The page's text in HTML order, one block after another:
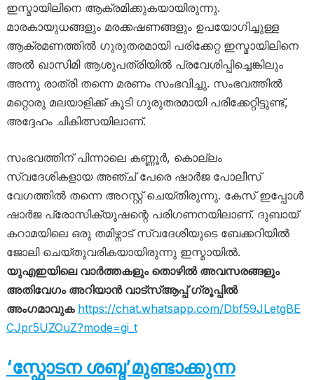
ഇസ്മായിലിനെ ആക്രമിക്കുകയായിരുന്നു.
മാരകായുധങ്ങളും മരക്കഷണങ്ങളും ഉപയോഗിച്ചുള്ള
ആക്രമണത്തിൽ ഗുരുതരമായി പരിക്കേറ്റ ഇസ്മായിലിനെ
അൽ ഖാസിമി ആശുപത്രിയിൽ പ്രവേശിപ്പിച്ചെങ്കിലും
അന്നു രാത്രി തന്നെ മരണം സംഭവിച്ചു. സംഭവത്തിൽ
മറ്റൊരു മലയാളിക്ക് കൂടി ഗുരുതരമായി പരിക്കേറ്റിട്ടുണ്ട്,
അദ്ദേഹം ചികിത്സയിലാണ്.
സംഭവത്തിന് പിന്നാലെ കണ്ണൂർ, കൊല്ലം
സ്വദേശികളായ അഞ്ച് പേരെ ഷാർജ പോലീസ്
വേഗത്തിൽ തന്നെ അറസ്റ്റ് ചെയ്തിരുന്നു. കേസ് ഇപ്പോൾ
ഷാർജ പ്രോസിക്യൂഷന്റെ പരിഗണനയിലാണ്. ദുബായ്
കറാമയിലെ ഒരു തമിഴ്നാട് സ്വദേശിയുടെ ബേക്കറിയിൽ
ജോലി ചെയ്തുവരികയായിരുന്നു ഇസ്മായിൽ.
യുഎഇയിലെ വാർത്തകളും തൊഴിൽ അവസരങ്ങളും
അതിവേഗം അറിയാൻ വാട്സ്ആപ്പ് ഗ്രൂപ്പിൽ
അംഗമാവുക https://chat.whatsapp.com/Dbf59JLetgBE
CJpr5UZOuZ?mode=gi_t
‘സ്ഫോടന ശബ്ദ’മുണ്ടാക്കുന്ന